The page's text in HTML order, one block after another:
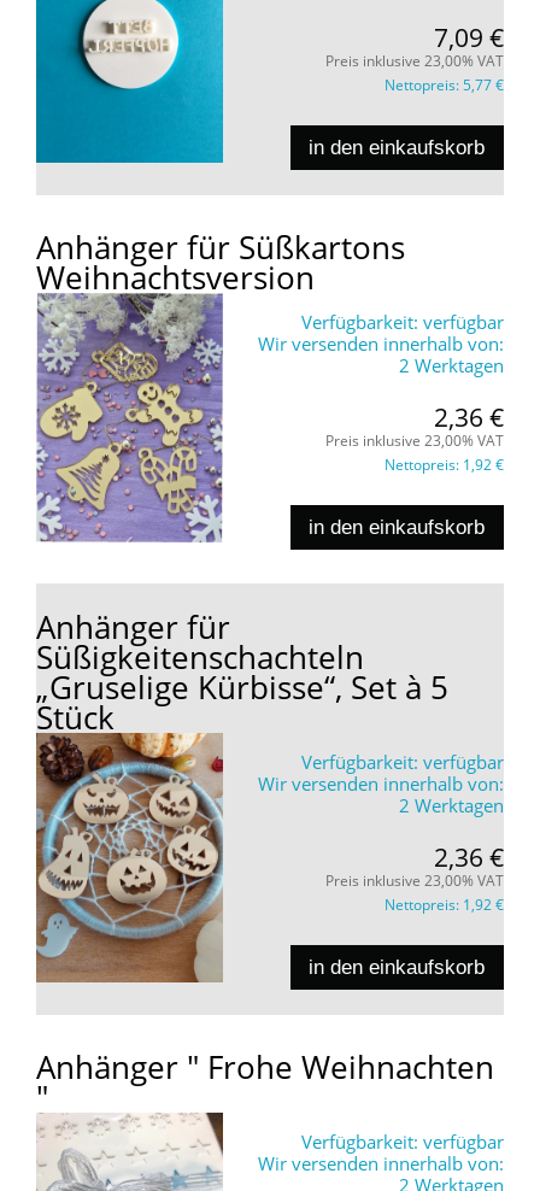
7,09 €
Preis inklusive 23,00% VAT
Nettopreis:5,77 €
in den einkaufskorb
Anhänger für Süßkartons
Weihnachtsversion
Verfügbarkeit: verfügbar
Wir versenden innerhalb von:
2 Werktagen
2,36 €
Preis inklusive 23,00% VAT
Nettopreis: 1,92 €
in den einkaufskorb
Anhänger für
Süßigkeitenschachteln
„Gruselige Kürbisse“, Set à 5
Stück
Verfügbarkeit: verfügbar
Wir versenden innerhalb von:
2 Werktagen
2,36 €
Preis inklusive 23,00% VAT
Nettopreis: 1,92 €
in den einkaufskorb
Anhänger " Frohe Weihnachten
"
Verfügbarkeit: verfügbar
Wir versenden innerhalb von:
2 Werktagen